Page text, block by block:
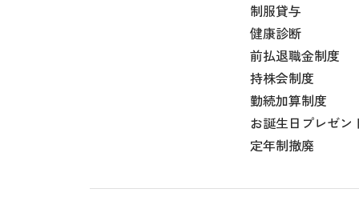
制服貸与
健康診断
前払退職金制度
持株会制度
勤続加算制度
お誕生日プレゼン
定年制撤廃